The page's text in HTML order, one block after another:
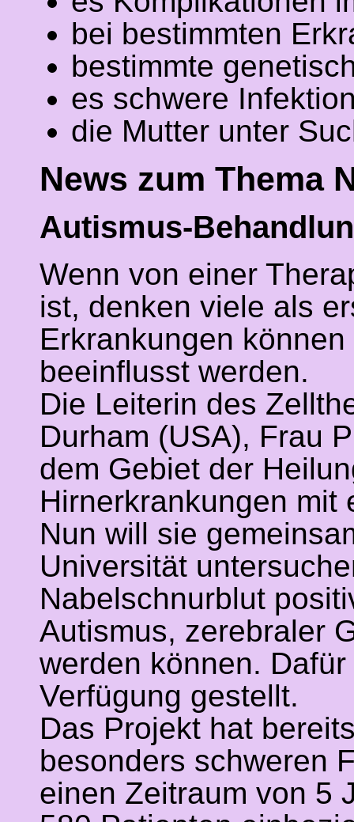
bei bestimmten
bestimmte
es schwere
die Mutter unter
News zum Thema
Autismus-
Wenn von einer
ist, denken viele als
Erkrankungen
beeinflusst werden.
Die Leiterin des
Durham (USA), Frau
dem Gebiet der
Hirnerkrankungen mit
Nun will sie
Universität
Nabelschnurblut
Autismus, zerebraler
werden können.
Verfügung gestellt.
Das Projekt hat
besonders schweren
einen Zeitraum von 5